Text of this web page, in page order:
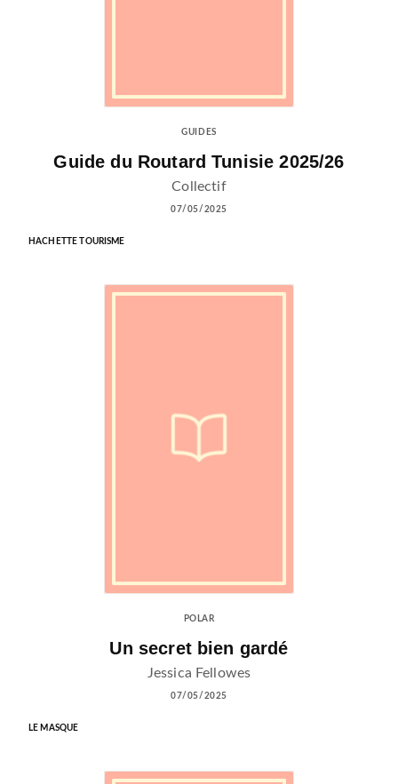
GUIDES
Guide du Routard Tunisie 2025/26
Collectif
07/05/2025
HACHETTE TOURISME
POLAR
Un secret bien gardé
Jessica Fellowes
07/05/2025
LE MASQUE